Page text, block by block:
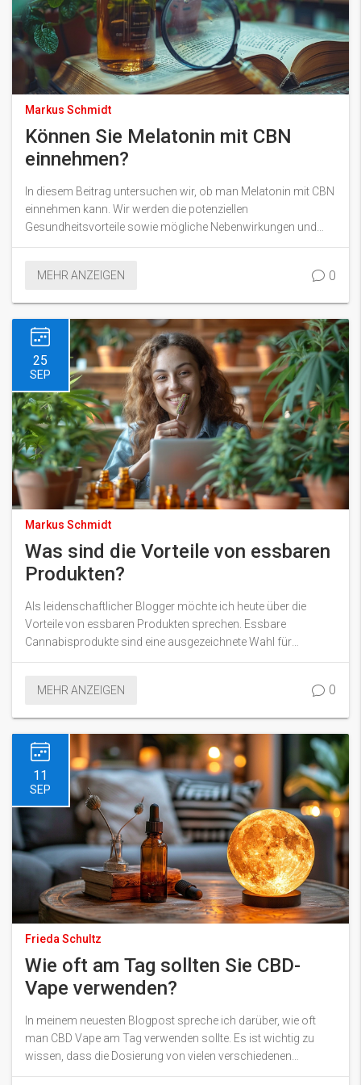
Markus Schmidt
Können Sie Melatonin mit CBN
einnehmen?
In diesem Beitrag untersuchen wir, ob man Melatonin mit CBN
einnehmen kann. Wir werden die potenziellen
Gesundheitsvorteile sowie mögliche Nebenwirkungen und
Interaktionen beleuchten. Es ist wichtig, fundierte
und dies erfordert genaue Informationen. Verfolgen Sie mit
MEHR ANZEIGEN 0
25
SEP
Markus Schmidt
Was sind die Vorteile von essbaren
Produkten?
Als leidenschaftlicher Blogger möchte ich heute über die
Vorteile von essbaren Produkten sprechen. Essbare
Cannabisprodukte sind eine ausgezeichnete Wahl für
diejenigen, die das Rauchen vermeiden wollen, sowie für
bieten sie mehrere Gesundheitsvorteile und werden als
großartig macht.
MEHR ANZEIGEN 0
11
SEP
Frieda Schultz
Wie oft am Tag sollten Sie CBD-
Vape verwenden?
In meinem neuesten Blogpost spreche ich darüber, wie oft
man CBD Vape am Tag verwenden sollte. Es ist wichtig zu
wissen, dass die Dosierung von vielen verschiedenen
Faktoren abhängt, einschließlich Ihrer persönlichen